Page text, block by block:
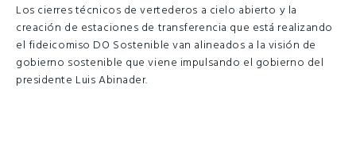
Los cierres técnicos de vertederos a cielo abierto y la
creación de estaciones de transferencia que está realizando
el fideicomiso DO Sostenible van alineados a la visión de
gobierno sostenible que viene impulsando el gobierno del
presidente Luis Abinader.